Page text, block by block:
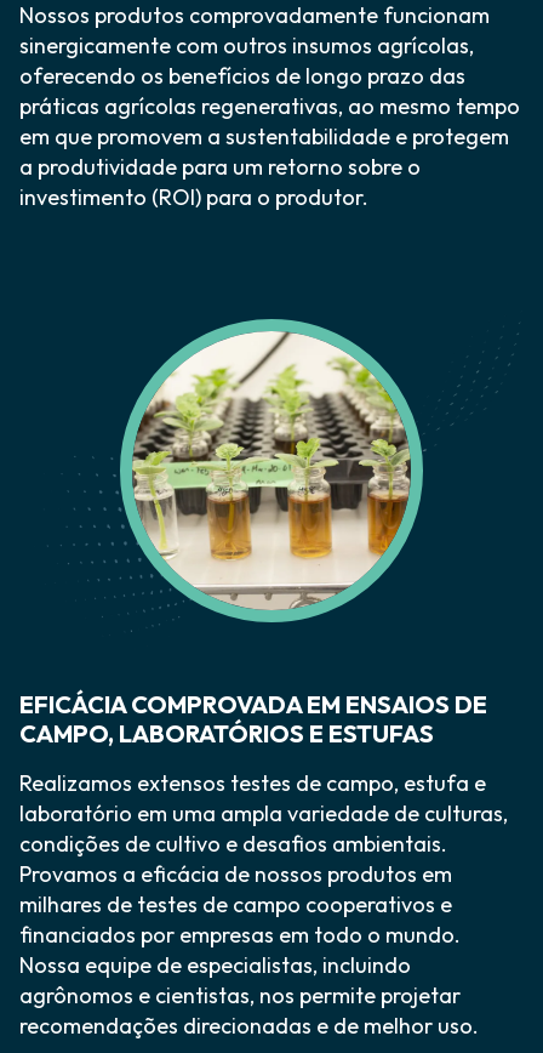
Nossos produtos comprovadamente funcionam
sinergicamente com outros insumos agrícolas,
oferecendo os benefícios de longo prazo das
práticas agrícolas regenerativas, ao mesmo tempo
em que promovem a sustentabilidade e protegem
a produtividade para um retorno sobre o
investimento (ROI) para o produtor.
EFICÁCIA COMPROVADA EM ENSAIOS DE
CAMPO, LABORATÓRIOS E ESTUFAS
Realizamos extensos testes de campo, estufa e
laboratório em uma ampla variedade de culturas,
condições de cultivo e desafios ambientais.
Provamos a eficácia de nossos produtos em
milhares de testes de campo cooperativos e
financiados por empresas em todo o mundo.
Nossa equipe de especialistas, incluindo
agrônomos e cientistas, nos permite projetar
recomendações direcionadas e de melhor uso.